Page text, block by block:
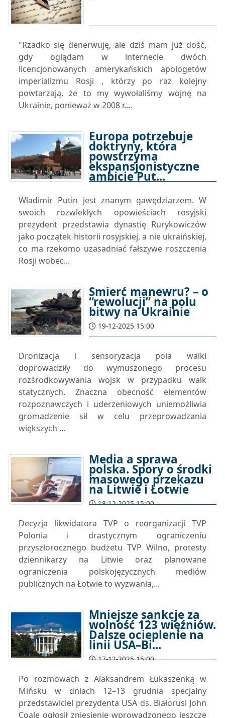
"Rzadko się denerwuję, ale dziś mam już dość,
gdy oglądam w internecie dwóch
licencjonowanych amerykańskich apologetów
imperializmu Rosji , którzy po raz kolejny
powtarzają, że to my wywołaliśmy wojnę na
Ukrainie, ponieważ w 2008 r....
Europa potrzebuje
doktryny, która
powstrzyma
ekspansjonistyczne
ambicje Put...
Władimir Putin jest znanym gawędziarzem. W
swoich rozwlekłych opowieściach rosyjski
prezydent przedstawia dynastię Rurykowiczów
jako początek historii rosyjskiej, a nie ukraińskiej,
co ma rzekomo uzasadniać fałszywe roszczenia
Rosji wobec...
Śmierć manewru? – o
“rewolucji” na polu
bitwy na Ukrainie
19-12-2025 15:00
Dronizacja i sensoryzacja pola walki
doprowadziły do wymuszonego procesu
rozśrodkowywania wojsk w przypadku walk
statycznych. Znaczna obecność elementów
rozpoznawczych i uderzeniowych uniemożliwia
gromadzenie sił w celu przeprowadzania
większych ...
Media a sprawa
polska. Spory o środki
masowego przekazu
na Litwie i Łotwie
18-12-2025 15:00
Decyzja likwidatora TVP o reorganizacji TVP
Polonia i drastycznym ograniczeniu
przyszłorocznego budżetu TVP Wilno, protesty
dziennikarzy na Litwie oraz planowane
ograniczenia polskojęzycznych mediów
publicznych na Łotwie to wyzwania,...
Mniejsze sankcje za
wolność 123 więźniów.
Dalsze ocieplenie na
linii USA–Bi...
17-12-2025 15:00
Po rozmowach z Alaksandrem Łukaszenką w
Mińsku w dniach 12–13 grudnia specjalny
przedstawiciel prezydenta USA ds. Białorusi John
Coale ogłosił zniesienie wprowadzonego jeszcze